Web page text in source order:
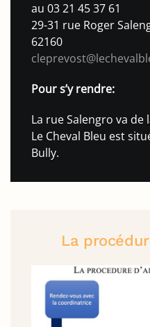
au 03 21 45 37 61
29-31 rue Roger
62160
Pour s’y rendre:
La rue Salengro va de
Le Cheval Bleu est
Bully.
La